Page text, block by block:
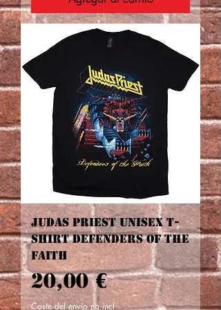
Judas Priest Unisex T-
Shirt Defenders Of The
Faith
Precio
20,00 €
Coste del envío no incl